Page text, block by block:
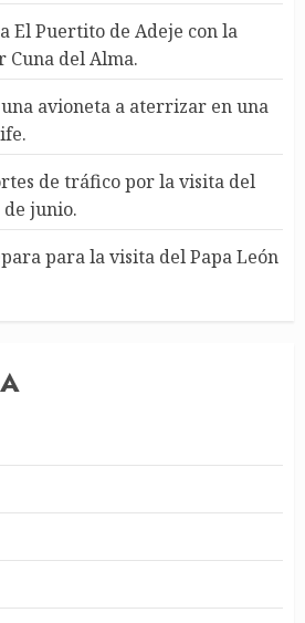
El Puertito de Adeje con la
Cuna del Alma.
avioneta a aterrizar en una
de tráfico por la visita del
de junio.
para la visita del Papa León